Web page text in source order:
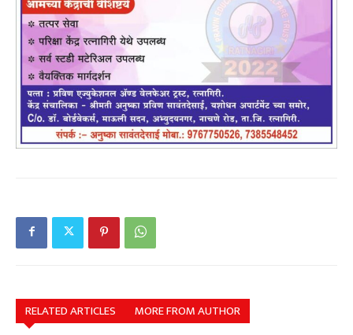
RELATED ARTICLES MORE FROM AUTHOR